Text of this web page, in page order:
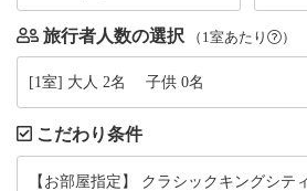
旅行者人数の選択 （1室あたり ）
[1室] 大人 2名 子供 0名
こだわり条件